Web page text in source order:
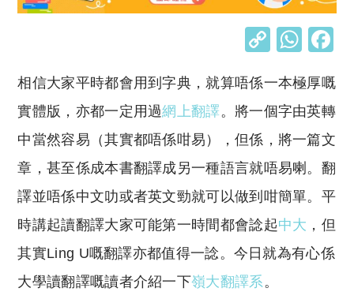
C
p
y
Li
n
k
W
at
s
A
p
p
相信大家平時都會用到字典，就算唔係一本極厚嘅
實體版，亦都一定用過網上翻譯。將一個字由英轉
中當然容易（其實都唔係咁易），但係，將一篇文
章，甚至係成本書翻譯成另一種語言就唔易喇。翻
譯並唔係中文叻或者英文勁就可以做到咁簡單。平
時講起讀翻譯大家可能第一時間都會諗起中大 ，但
其實Ling U嘅翻譯亦都值得一諗。今日就為有心係
大學讀翻譯嘅讀者介紹一下嶺大翻譯系。